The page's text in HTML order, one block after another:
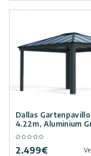
Dallas
4.22m, Aluminium
2.499€